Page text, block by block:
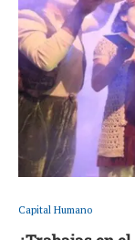
Capital Humano